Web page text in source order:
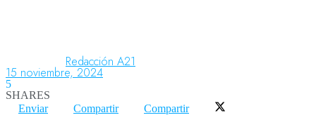
Aeropuertos
Columnistas
Redacción A21
15 noviembre, 2024
5
SHARES
Enviar
Compartir Compartir